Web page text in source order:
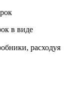
в виде
расходуя